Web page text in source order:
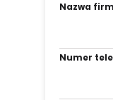
Nazwa
Numer